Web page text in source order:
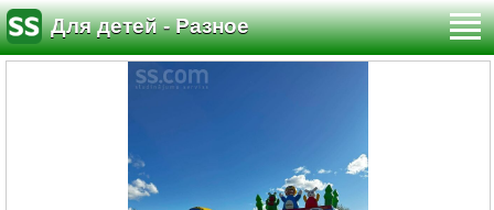
Для детей - Разное